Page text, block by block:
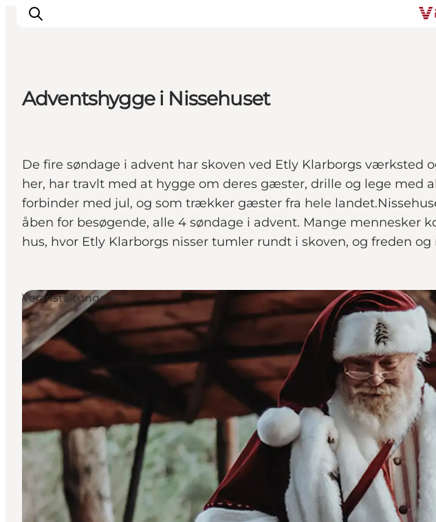
Events
Unterkunft
Mach deine Urlaubsplanung
Adventshygge i Nissehuset
De fire søndage i advent har skoven ved Etly Klarborgs værksted
her, har travlt med at hygge om deres gæster, drille og lege med
forbinder med jul, og som trækker gæster fra hele
åben for besøgende, alle 4 søndage i advent. Mange mennesker
hus, hvor Etly Klarborgs nisser tumler rundt i skoven, og freden
Veranstaltungen